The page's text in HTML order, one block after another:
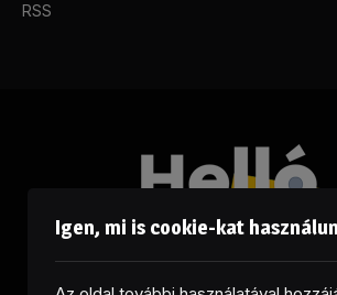
RSS
Igen, mi is cookie-kat